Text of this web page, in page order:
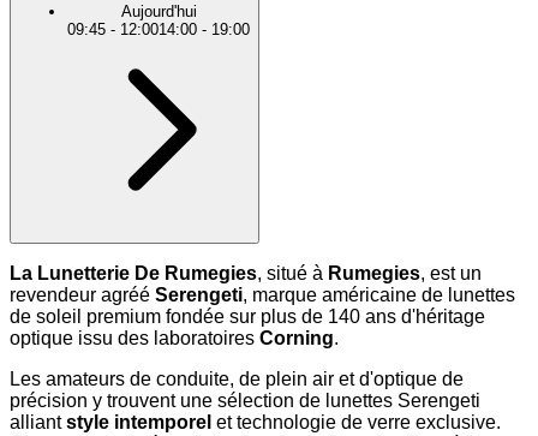
Aujourd'hui
09:45 - 12:0014:00 - 19:00
La Lunetterie De Rumegies, situé à Rumegies, est un
revendeur agréé Serengeti, marque américaine de lunettes
de soleil premium fondée sur plus de 140 ans d'héritage
optique issu des laboratoires Corning.
Les amateurs de conduite, de plein air et d'optique de
précision y trouvent une sélection de lunettes Serengeti
alliantstyle intemporel et technologie de verre exclusive.